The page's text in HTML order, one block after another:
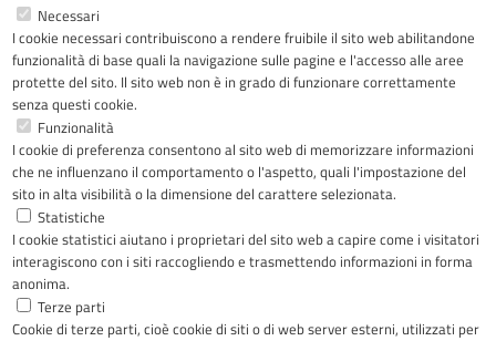
Necessari
I cookie necessari contribuiscono a rendere fruibile il sito web abilitandone
funzionalità di base quali la navigazione sulle pagine e l'accesso alle aree
protette del sito. Il sito web non è in grado di funzionare correttamente
senza questi cookie.
Funzionalità
I cookie di preferenza consentono al sito web di memorizzare informazioni
che ne influenzano il comportamento o l'aspetto, quali l'impostazione del
sito in alta visibilità o la dimensione del carattere selezionata.
Statistiche
I cookie statistici aiutano i proprietari del sito web a capire come i visitatori
interagiscono con i siti raccogliendo e trasmettendo informazioni in forma
anonima.
Terze parti
Cookie di terze parti, cioè cookie di siti o di web server esterni, utilizzati per
FacebookYouTubeLinkedInInstagram
Riconoscimenti